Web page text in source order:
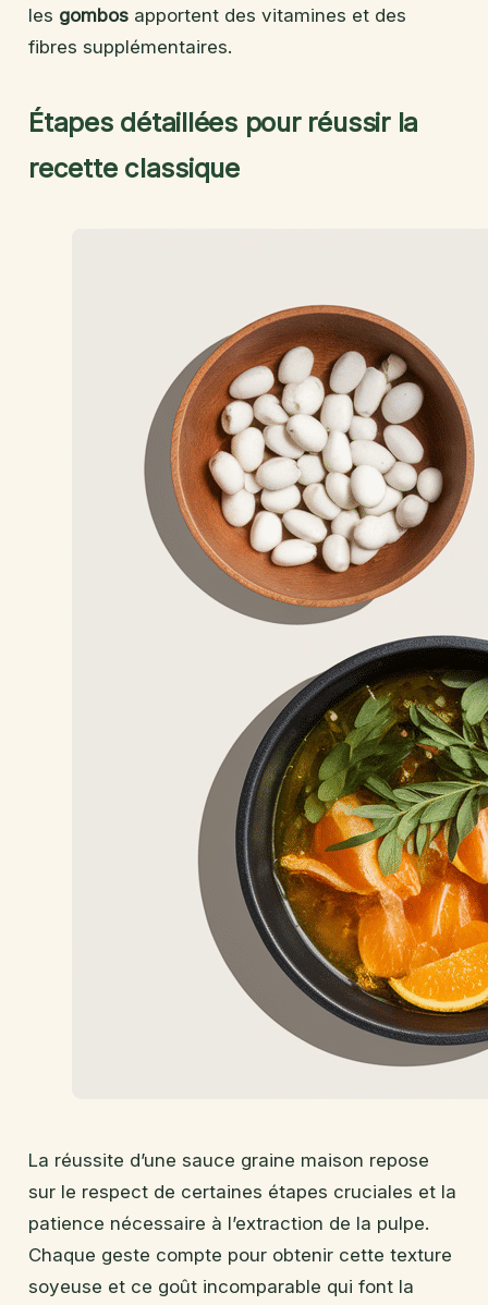
les gombos apportent des vitamines et des
fibres supplémentaires.
Étapes détaillées pour réussir la
recette classique
La réussite d’une sauce graine maison repose
sur le respect de certaines étapes cruciales et la
patience nécessaire à l’extraction de la pulpe.
Chaque geste compte pour obtenir cette texture
soyeuse et ce goût incomparable qui font la